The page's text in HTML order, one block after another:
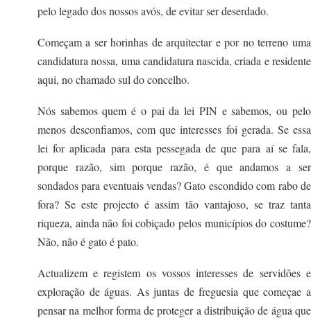
pelo legado dos nossos avós, de evitar ser deserdado.
Começam a ser horinhas de arquitectar e por no terreno uma
candidatura nossa, uma candidatura nascida, criada e residente
aqui, no chamado sul do concelho.
Nós sabemos quem é o pai da lei PIN e sabemos, ou pelo
menos desconfiamos, com que interesses foi gerada. Se essa
lei for aplicada para esta pessegada de que para aí se fala,
porque razão, sim porque razão, é que andamos a ser
sondados para eventuais vendas? Gato escondido com rabo de
fora? Se este projecto é assim tão vantajoso, se traz tanta
riqueza, ainda não foi cobiçado pelos municípios do costume?
Não, não é gato é pato.
Actualizem e registem os vossos interesses de servidões e
exploração de águas. As juntas de freguesia que começae a
pensar na melhor forma de proteger a distribuição de água que